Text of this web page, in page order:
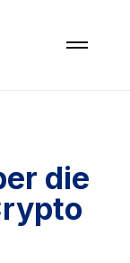
die